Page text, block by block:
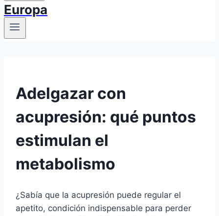
Europa
Adelgazar con
acupresión: qué puntos
estimulan el
metabolismo
¿Sabía que la acupresión puede regular el
apetito, condición indispensable para perder